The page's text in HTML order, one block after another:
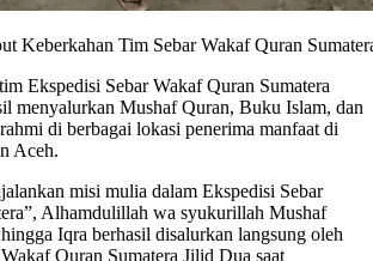
Keberkahan Tim Sebar Wakaf Quran
Ekspedisi Sebar Wakaf Quran Sumatera
menyalurkan Mushaf Quran, Buku Islam, dan
di berbagai lokasi penerima manfaat di
Aceh.
misi mulia dalam Ekspedisi Sebar
Alhamdulillah wa syukurillah Mushaf
Iqra berhasil disalurkan langsung oleh
Quran Sumatera Jilid Dua saat